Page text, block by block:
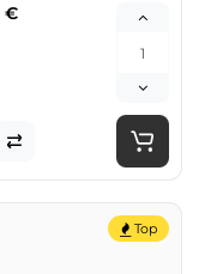
€
Top